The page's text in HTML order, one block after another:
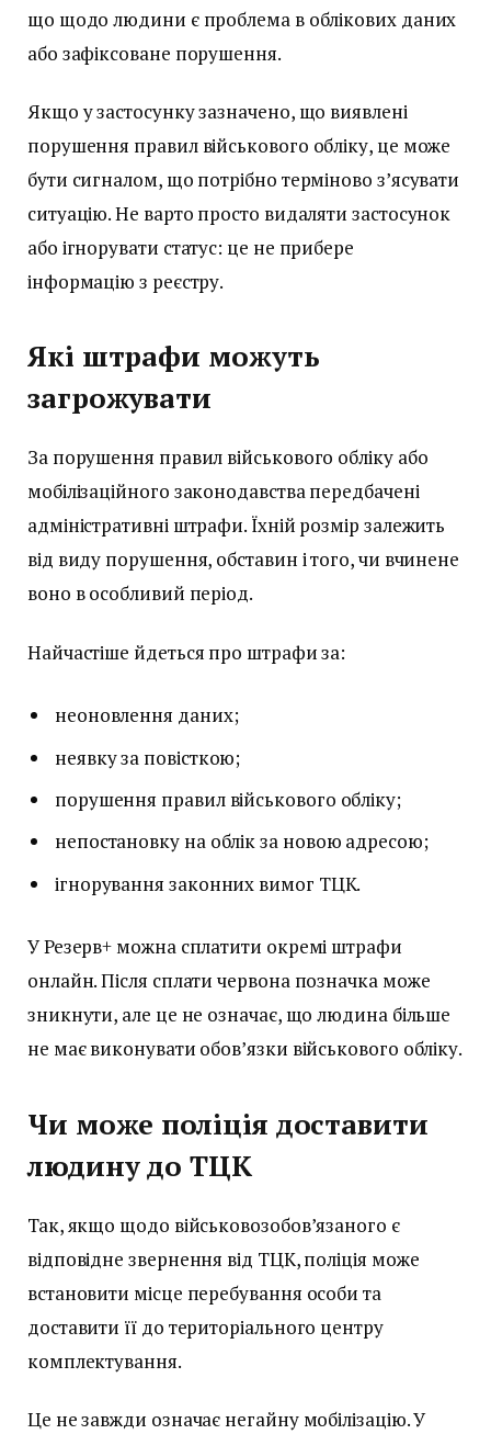
що щодо людини є проблема в облікових даних
або зафіксоване порушення.
Якщо у застосунку зазначено, що виявлені
порушення правил військового обліку, це може
бути сигналом, що потрібно терміново з’ясувати
ситуацію. Не варто просто видаляти застосунок
або ігнорувати статус: це не прибере
інформацію з реєстру.
Які штрафи можуть
загрожувати
За порушення правил військового обліку або
мобілізаційного законодавства передбачені
адміністративні штрафи. Їхній розмір залежить
від виду порушення, обставин і того, чи вчинене
воно в особливий період.
Найчастіше йдеться про штрафи за:
неоновлення даних;
неявку за повісткою;
порушення правил військового обліку;
непостановку на облік за новою адресою;
ігнорування законних вимог ТЦК.
У Резерв+ можна сплатити окремі штрафи
онлайн. Після сплати червона позначка може
зникнути, але це не означає, що людина більше
не має виконувати обов’язки військового обліку.
Чи може поліція доставити
людину до ТЦК
Так, якщо щодо військовозобов’язаного є
відповідне звернення від ТЦК, поліція може
встановити місце перебування особи та
доставити її до територіального центру
комплектування.
Це не завжди означає негайну мобілізацію. У